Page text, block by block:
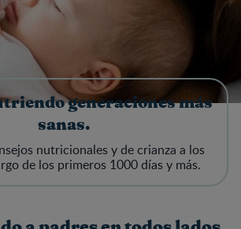
generaciones más
sanas.
nutricionales y de crianza a los
de los primeros 1000 días y más.